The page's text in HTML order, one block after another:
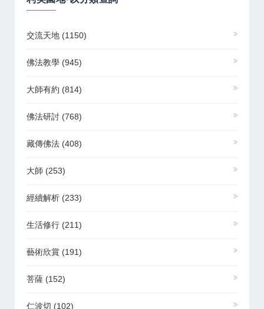
交流天地 (1150)
佛法教學 (945)
大師有約 (814)
佛法研討 (768)
藏傳佛法 (408)
大師 (253)
經續解析 (233)
生活修行 (211)
藝術欣賞 (191)
菩薩 (152)
仁波切 (102)